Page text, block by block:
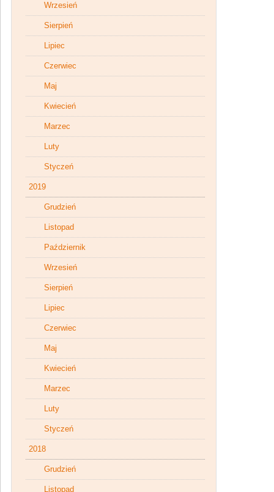
Wrzesień
Sierpień
Lipiec
Czerwiec
Maj
Kwiecień
Marzec
Luty
Styczeń
2019
Grudzień
Listopad
Październik
Wrzesień
Sierpień
Lipiec
Czerwiec
Maj
Kwiecień
Marzec
Luty
Styczeń
2018
Grudzień
Listopad